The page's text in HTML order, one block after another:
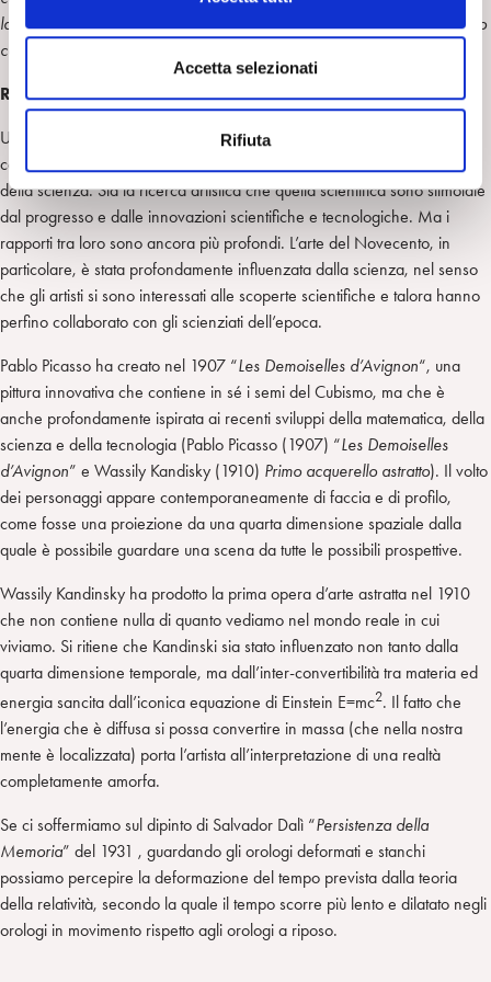
e
s
o
Accetta selezionati
Rifiuta
la profonda bellezza della natura. C’è stato un momento in cui ho capito
come funzionava la natura. La teoria aveva eleganza e bellezza
RAPPORTI TRA ARTE E SCIENZA
Un discorso particolare deve essere fatto a proposito degli intensi
collegamenti e fertilizzazioni reciproche tra il mondo dell’arte e quello
della scienza. Sia la ricerca artistica che quella scientifica sono stimolate
dal progresso e dalle innovazioni scientifiche e tecnologiche. Ma i
rapporti tra loro sono ancora più profondi. L’arte del Novecento, in
particolare, è stata profondamente influenzata dalla scienza, nel senso
che gli artisti si sono interessati alle scoperte scientifiche e talora hanno
perfino collaborato con gli scienziati dell’epoca.
Pablo Picasso ha creato nel 1907 “Les Demoiselles d’Avignon“, una
pittura innovativa che contiene in sé i semi del Cubismo, ma che è
anche profondamente ispirata ai recenti sviluppi della matematica, della
scienza e della tecnologia (Pablo Picasso (1907) “Les Demoiselles
d’Avignon” e Wassily Kandisky (1910) Primo acquerello astratto). Il volto
dei personaggi appare contemporaneamente di faccia e di profilo,
come fosse una proiezione da una quarta dimensione spaziale dalla
quale è possibile guardare una scena da tutte le possibili prospettive.
Wassily Kandinsky ha prodotto la prima opera d’arte astratta nel 1910
che non contiene nulla di quanto vediamo nel mondo reale in cui
viviamo. Si ritiene che Kandinski sia stato influenzato non tanto dalla
quarta dimensione temporale, ma dall’inter-convertibilità tra materia ed
energia sancita dall’iconica equazione di Einstein E=mc2. Il fatto che
l’energia che è diffusa si possa convertire in massa (che nella nostra
mente è localizzata) porta l’artista all’interpretazione di una realtà
completamente amorfa.
Se ci soffermiamo sul dipinto di Salvador Dalì “Persistenza della
Memoria” del 1931 , guardando gli orologi deformati e stanchi
possiamo percepire la deformazione del tempo prevista dalla teoria
della relatività, secondo la quale il tempo scorre più lento e dilatato negli
orologi in movimento rispetto agli orologi a riposo.